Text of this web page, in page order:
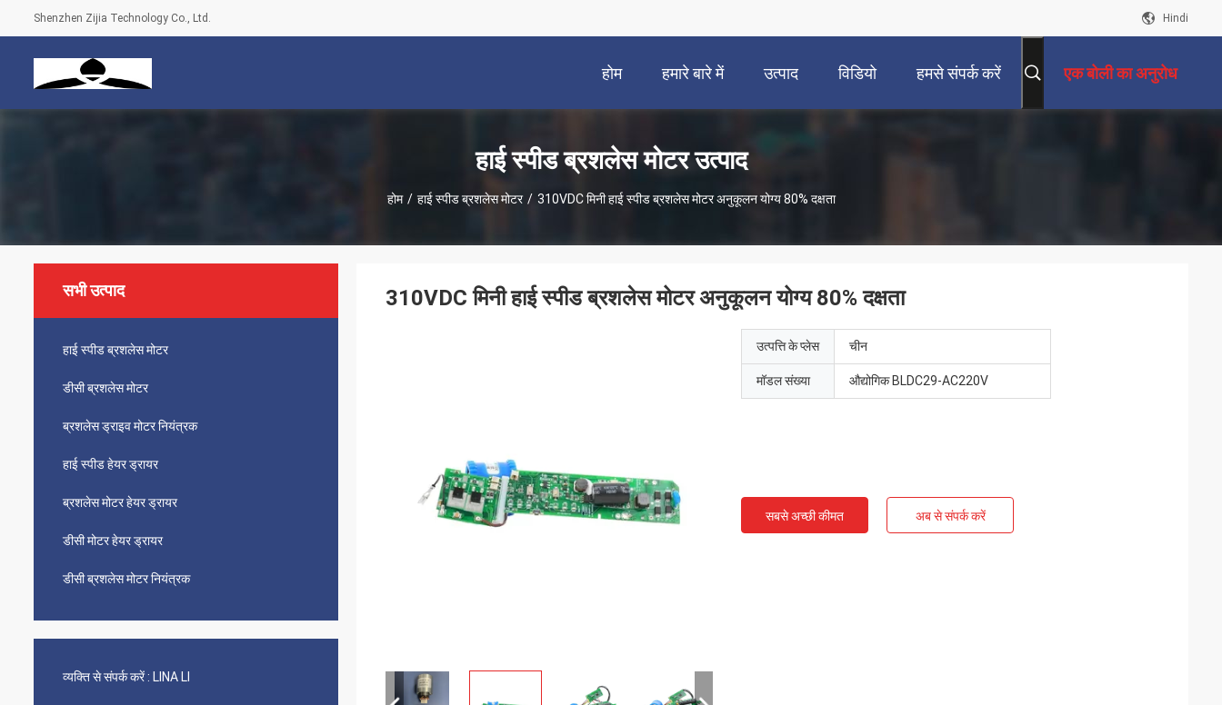
Shenzhen Zijia Technology Co., Ltd. Hindi
होम हमारे बारे में उत्पाद विडियो हमसे संपर्क करें एक बोली का अनुरोध
हाई स्पीड ब्रशलेस मोटर उत्पाद
होम / हाई स्पीड ब्रशलेस मोटर / 310VDC मिनी हाई स्पीड ब्रशलेस मोटर अनुकूलन योग्य 80% दक्षता
सभी उत्पाद
हाई स्पीड ब्रशलेस मोटर
डीसी ब्रशलेस मोटर
ब्रशलेस ड्राइव मोटर नियंत्रक
हाई स्पीड हेयर ड्रायर
ब्रशलेस मोटर हेयर ड्रायर
डीसी मोटर हेयर ड्रायर
डीसी ब्रशलेस मोटर नियंत्रक
व्यक्ति से संपर्क करें : LINA LI
310VDC मिनी हाई स्पीड ब्रशलेस मोटर अनुकूलन योग्य 80% दक्षता
उत्पत्ति के प्लेस चीन
मॉडल संख्या औद्योगिक BLDC29-AC220V
सबसे अच्छी कीमत अब से संपर्क करें